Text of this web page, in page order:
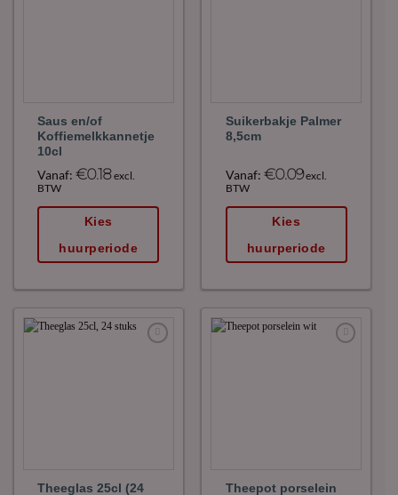
Saus en/of
Koffiemelkkannetje
10cl
Vanaf:€0.18excl.
BTW
Kies
huurperiode
Suikerbakje Palmer
8,5cm
Vanaf: €0.09excl.
BTW
Kies
huurperiode
Theeglas 25cl (24
Theepot porselein